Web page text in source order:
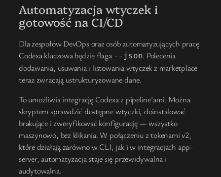
Automatyzacja wtyczek i
gotowość na CI/CD
Dla zespołów DevOps oraz osób automatyzujących pracę
Codexa kluczowa będzie flaga --json. Polecenia
dodawania, usuwania i listowania wtyczek z marketplace
teraz zwracają ustrukturyzowane dane.
To umożliwia integrację Codexa z pipeline’ami. Można
skryptem sprawdzić dostępne wtyczki, doinstalować
brakujące i zweryfikować konfigurację — wszystko
maszynowo, bez klikania. W połączeniu z tokenami v2,
które działają zarówno w CLI, jak i w integracjach app-
server, automatyzacja staje się przewidywalna i
audytowalna.